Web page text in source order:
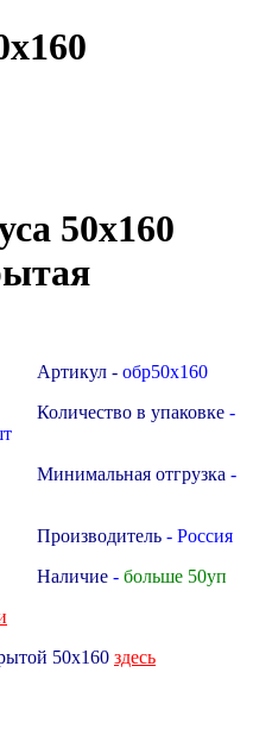
50х160
- обр50х160
Количество в упаковке -
Минимальная отгрузка -
Производитель - Россия
Наличие - больше 50уп
50х160 здесь